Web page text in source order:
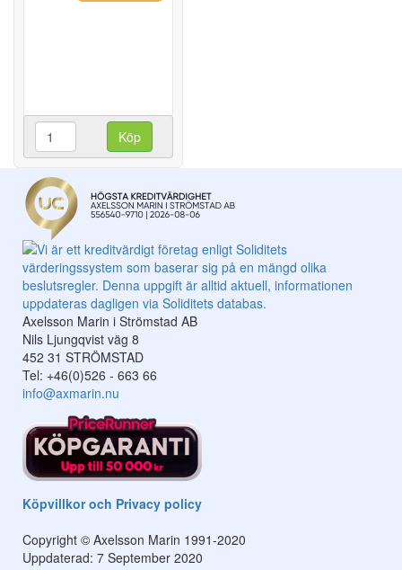
Köp
Axelsson Marin i Strömstad AB
Nils Ljungqvist väg 8
452 31 STRÖMSTAD
Tel: +46(0)526 - 663 66
info@axmarin.nu
Köpvillkor och Privacy policy
Copyright © Axelsson Marin 1991-2020
Uppdaterad: 7 September 2020